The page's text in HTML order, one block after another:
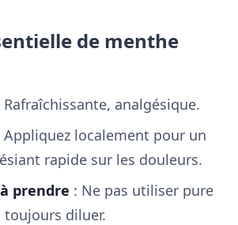
de menthe
Rafraîchissante, analgésique.
Appliquez localement pour un
rapide sur les douleurs.
prendre : Ne pas utiliser pure
toujours diluer.